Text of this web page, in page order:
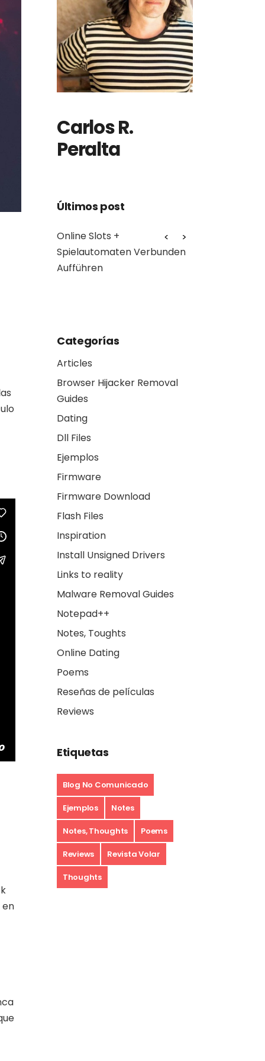
en
Carlos R.
Peralta
Últimos post
Online Slots +
Spielautomaten Verbunden
Aufführen
Categorías
Articles
Browser Hijacker Removal
Guides
Dating
Dll Files
Ejemplos
Firmware
Firmware Download
Flash Files
Inspiration
Install Unsigned Drivers
Links to reality
Malware Removal Guides
Notepad++
Notes, Toughts
Online Dating
Poems
Reseñas de películas
Reviews
Etiquetas
Blog No Comunicado
Ejemplos Notes
Notes, Thoughts Poems
Reviews Revista Volar
Thoughts